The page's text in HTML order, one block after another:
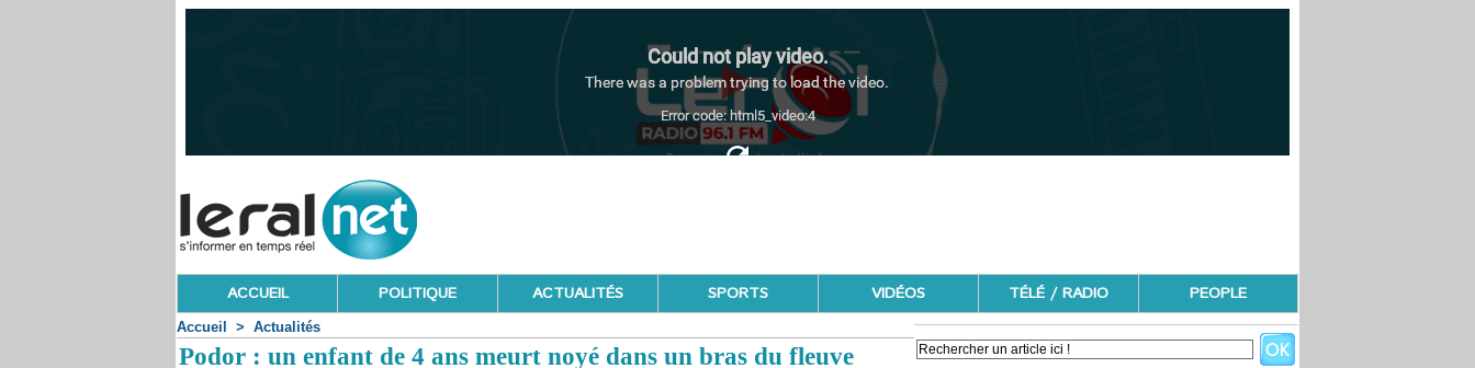
ACCUEIL POLITIQUE ACTUALITÉS SPORTS VIDÉOS TÉLÉ / RADIO PEOPLE
Accueil > Actualités
Podor : un enfant de 4 ans meurt noyé dans un bras du fleuve